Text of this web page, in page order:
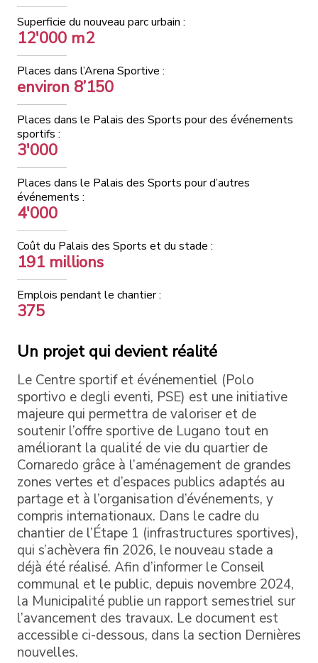
Superficie du nouveau parc urbain :
12'000 m2
Places dans l’Arena Sportive :
environ 8’150
Places dans le Palais des Sports pour des événements
sportifs :
3'000
Places dans le Palais des Sports pour d’autres
événements :
4'000
Coût du Palais des Sports et du stade :
191 millions
Emplois pendant le chantier :
375
Un projet qui devient réalité
Le Centre sportif et événementiel (Polo
sportivo e degli eventi, PSE) est une initiative
majeure qui permettra de valoriser et de
soutenir l’offre sportive de Lugano tout en
améliorant la qualité de vie du quartier de
Cornaredo grâce à l’aménagement de grandes
zones vertes et d’espaces publics adaptés au
partage et à l’organisation d’événements, y
compris internationaux. Dans le cadre du
chantier de l’Étape 1 (infrastructures sportives),
qui s’achèvera fin 2026, le nouveau stade a
déjà été réalisé. Afin d’informer le Conseil
communal et le public, depuis novembre 2024,
la Municipalité publie un rapport semestriel sur
l’avancement des travaux. Le document est
accessible ci-dessous, dans la section Dernières
nouvelles.